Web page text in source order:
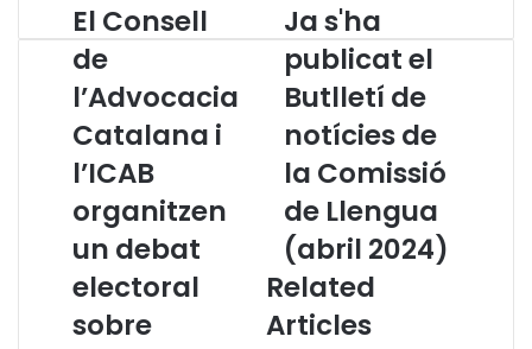
E
l
C
o
s
e
l
l
e
l
A
El Consell
de
l’Advocacia
Catalana i
l’ICAB
organitzen
un debat
electoral
sobre
a
s
'
a
p
u
b
l
c
t
Ja s'ha
publicat el
Butlletí de
notícies de
la Comissió
de Llengua
(abril 2024)
Related
Articles